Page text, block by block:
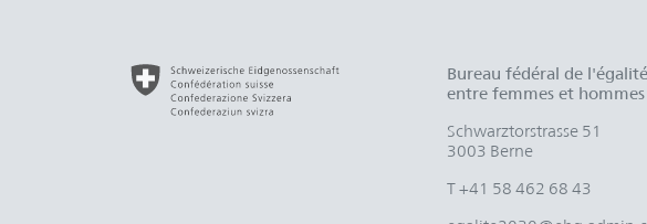
Bureau fédéral de l'égalité
entre femmes et hommes
Schwarztorstrasse 51
3003 Berne
T +41 58 462 68 43